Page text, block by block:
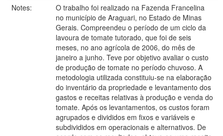
Notes:
O trabalho foi realizado na Fazenda Francelina
no município de Araguari, no Estado de Minas
Gerais. Compreendeu o período de um ciclo da
lavoura de tomate tutorado, que foi de seis
meses, no ano agrícola de 2006, do mês de
janeiro a junho. Teve por objetivo avaliar o custo
de produção de tomate no período chuvoso. A
metodologia utilizada constituiu-se na elaboração
do inventário da propriedade e levantamento dos
gastos e receitas relativas à produção e venda do
tomate. Após os levantamentos, os custos foram
agrupados e divididos em fixos e variáveis e
subdivididos em operacionais e alternativos. De